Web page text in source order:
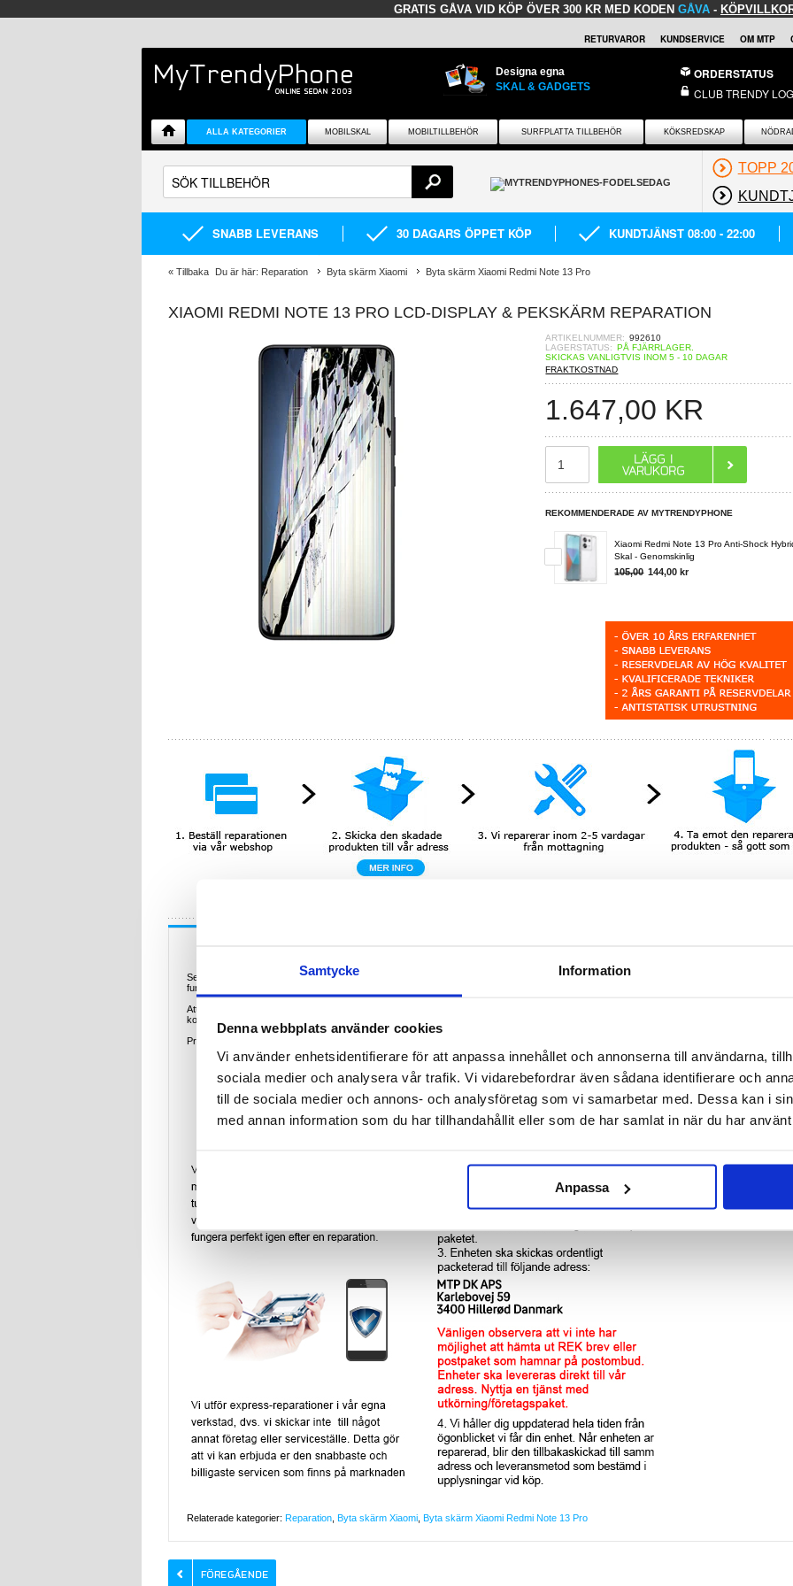
Samtycke Information
Denna webbplats använder cookies
Vi använder enhetsidentifierare för att anpassa innehållet och annonserna till användarna,
sociala medier och analysera vår trafik. Vi vidarebefordrar även sådana identifierare och
till de sociala medier och annons- och analysföretag som vi samarbetar med. Dessa kan i
med annan information som du har tillhandahållit eller som de har samlat in när du har använt
Anpassa
GRATIS GÅVA VID KÖP ÖVER 300 KR MED KODEN GÅVA -
RETURVAROR KUNDSERVICE OM MTP
Designa egna
SKAL & GADGETS
ORDERSTATUS
CLUB TRENDY
ALLA KATEGORIER MOBILSKAL MOBILTILLBEHÖR SURFPLATTA TILLBEHÖR KÖKSREDSKAP
TOPP
SNABB LEVERANS 30 DAGARS ÖPPET KÖP KUNDTJÄNST 08:00 - 22:00
« Tillbaka Du är här: Reparation Byta skärm Xiaomi Byta skärm Xiaomi Redmi Note 13 Pro
XIAOMI REDMI NOTE 13 PRO LCD-DISPLAY & PEKSKÄRM REPARATION
ARTIKELNUMMER: 992610
LAGERSTATUS: PÅ FJÄRRLAGER.
SKICKAS VANLIGTVIS INOM 5 - 10 DAGAR
FRAKTKOSTNAD
1.647,00 KR
REKOMMENDERADE AV MYTRENDYPHONE
Xiaomi Redmi Note 13 Pro Anti-Shock
Skal - Genomskinlig
105,00 144,00 kr
Ser din Xiaomi Redmi Note 13 Prout som på bilden? Om pekskärmen inte svarar eller är skadad och LCD-skärmen ser konstig ut eller inte
fungerar alls så behöver enhetens LCD- och pekskärm repareras.
Att ha en enhet med krossat glas eller en LCD som inte fungerar är riktigt irriterande, och därför erbjuder vi snabb och säker lagning till en låg
kostnad.
Priset för denna reparation innebär reparation + LCD Display till Xiaomi Redmi Note 13 Pro
Relaterade kategorier: Reparation Byta skärm Xiaomi Byta skärm Xiaomi Redmi Note 13 Pro